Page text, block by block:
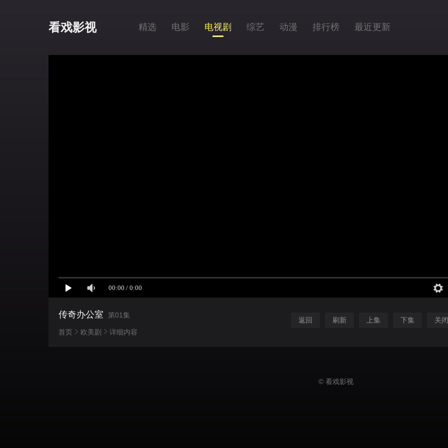
看戏影视 精选 电影 电视剧 综艺 动漫 排行榜 最近更新
返回 刷新 上集 下集 关
传奇办公室 第01集
首页 欧美剧 详细内容
© 看戏影视